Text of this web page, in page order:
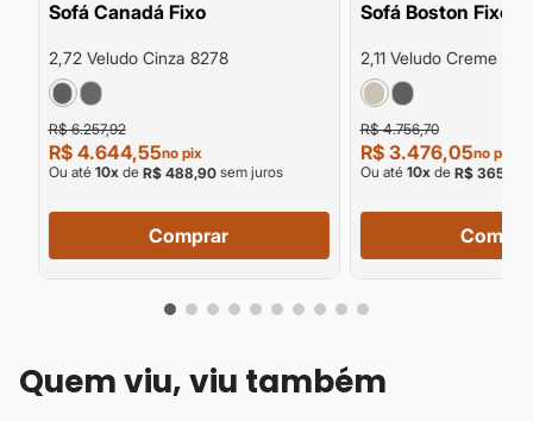
Sofá Canadá Fixo
2,72 Veludo Cinza 8278
R$ 6.257,92
R$ 4.644,55no pix
Ou até 10xde R$ 488,90sem juros
Comprar
Sofá Boston Fixo
2,11 Veludo Creme
R$ 4.756,70
R$ 3.476,05no pix
Ou até 10xde R$ 365,90
Quem viu, viu também